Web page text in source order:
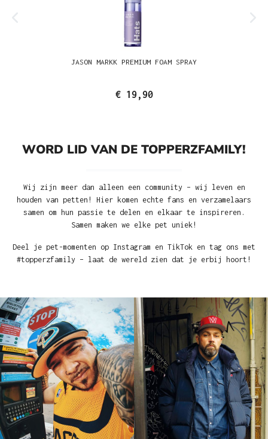
JASON MARKK PREMIUM FOAM SPRAY
€ 19,90
WORD LID VAN DE TOPPERZFAMILY!
Wij zijn meer dan alleen een community – wij leven en
houden van petten! Hier komen echte fans en verzamelaars
samen om hun passie te delen en elkaar te inspireren.
Samen maken we elke pet uniek!
Deel je pet-momenten op Instagram en TikTok en tag ons met
#topperzfamily – laat de wereld zien dat je erbij hoort!